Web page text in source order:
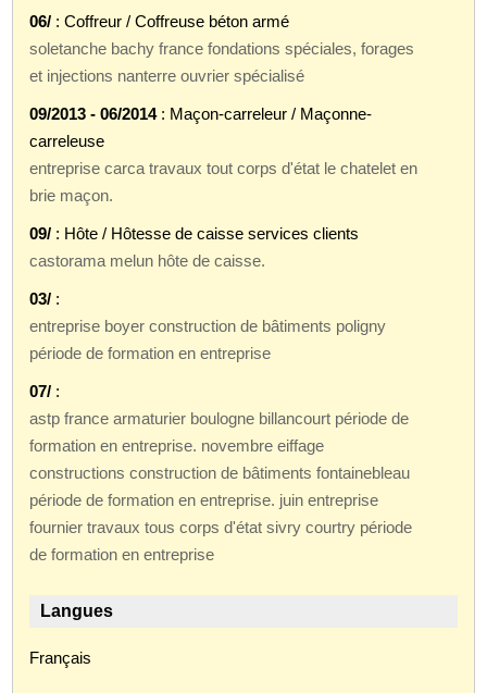
06/ : Coffreur / Coffreuse béton armé
soletanche bachy france fondations spéciales, forages
et injections nanterre ouvrier spécialisé
09/2013 - 06/2014: Maçon-carreleur / Maçonne-
carreleuse
entreprise carca travaux tout corps d'état le chatelet en
brie maçon.
09/ : Hôte / Hôtesse de caisse services clients
castorama melun hôte de caisse.
03/ :
entreprise boyer construction de bâtiments poligny
période de formation en entreprise
07/ :
astp france armaturier boulogne billancourt période de
formation en entreprise. novembre eiffage
constructions construction de bâtiments fontainebleau
période de formation en entreprise. juin entreprise
fournier travaux tous corps d'état sivry courtry période
de formation en entreprise
Langues
Français